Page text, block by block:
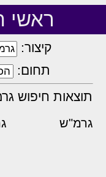
ראשי
קיצור:
תחום:
תוצאות חיפוש
גרמ"ש